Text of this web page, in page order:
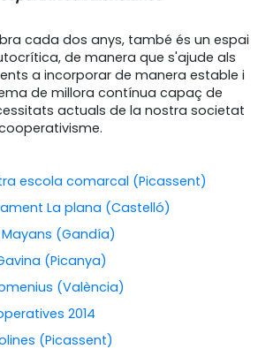
cada dos anys, també és un espai
de manera que s'ajude als
a incorporar de manera estable i
de millora contínua capaç de
actuals de la nostra societat
escola comarcal (Picassent)
La plana (Castelló)
Mayans (Gandía)
(Picanya)
(València)
2014
(Picassent)